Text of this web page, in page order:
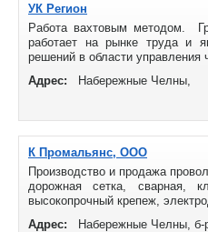
УК Регион
Работа вахтовым методом.
работает на рынке труда и
решений в области
Адрес:
Набережные Челны,
К Промальянс, ООО
Производство и продажа
дорожная сетка, сварная,
высокопрочный крепеж,
Адрес:
Набережные Челны, б-